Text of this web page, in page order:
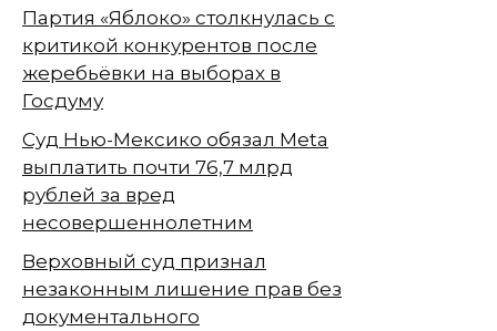
Партия «Яблоко» столкнулась с
критикой конкурентов после
жеребьёвки на выборах в
Госдуму
Суд Нью-Мексико обязал Meta
выплатить почти 76,7 млрд
рублей за вред
несовершеннолетним
Верховный суд признал
незаконным лишение прав без
документального